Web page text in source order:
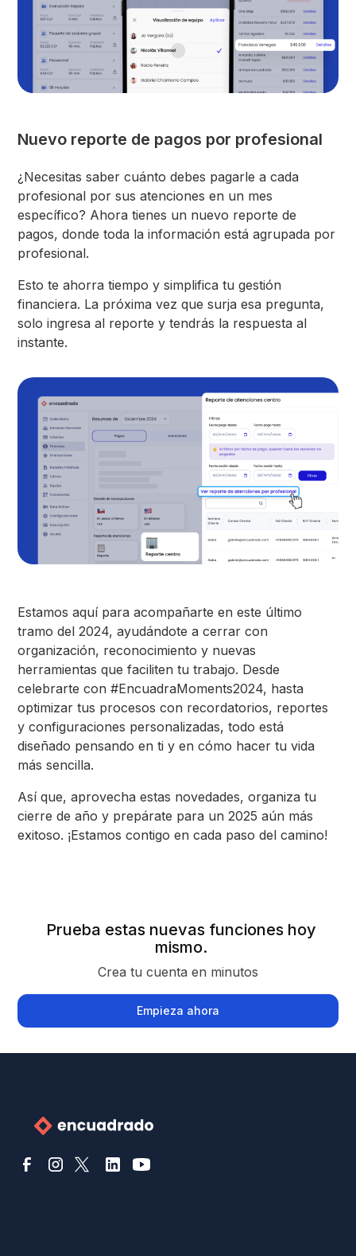
Nuevo reporte de pagos por profesional
¿Necesitas saber cuánto debes pagarle a cada
profesional por sus atenciones en un mes
específico? Ahora tienes un nuevo reporte de
pagos, donde toda la información está agrupada por
profesional.
Esto te ahorra tiempo y simplifica tu gestión
financiera. La próxima vez que surja esa pregunta,
solo ingresa al reporte y tendrás la respuesta al
instante.
Estamos aquí para acompañarte en este último
tramo del 2024, ayudándote a cerrar con
organización, reconocimiento y nuevas
herramientas que faciliten tu trabajo. Desde
celebrarte con #EncuadraMoments2024, hasta
optimizar tus procesos con recordatorios, reportes
y configuraciones personalizadas, todo está
diseñado pensando en ti y en cómo hacer tu vida
más sencilla.
Así que, aprovecha estas novedades, organiza tu
cierre de año y prepárate para un 2025 aún más
exitoso. ¡Estamos contigo en cada paso del camino!
Prueba estas nuevas funciones hoy
mismo.
Crea tu cuenta en minutos
Empieza ahora